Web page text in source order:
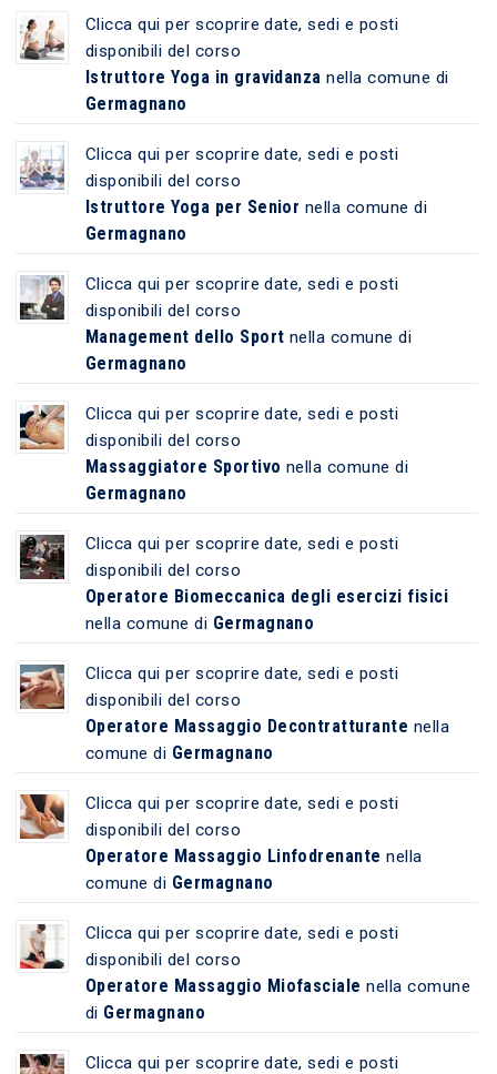
Clicca qui per scoprire date, sedi e posti
disponibili del corso
Istruttore Yoga in gravidanza nella comune di
Germagnano
Clicca qui per scoprire date, sedi e posti
disponibili del corso
Istruttore Yoga per Senior nella comune di
Germagnano
Clicca qui per scoprire date, sedi e posti
disponibili del corso
Management dello Sport nella comune di
Germagnano
Clicca qui per scoprire date, sedi e posti
disponibili del corso
Massaggiatore Sportivo nella comune di
Germagnano
Clicca qui per scoprire date, sedi e posti
disponibili del corso
Operatore Biomeccanica degli esercizi fisici
nella comune di Germagnano
Clicca qui per scoprire date, sedi e posti
disponibili del corso
Operatore Massaggio Decontratturante nella
comune di Germagnano
Clicca qui per scoprire date, sedi e posti
disponibili del corso
Operatore Massaggio Linfodrenante nella
comune di Germagnano
Clicca qui per scoprire date, sedi e posti
disponibili del corso
Operatore Massaggio Miofasciale nella comune
di Germagnano
Clicca qui per scoprire date, sedi e posti